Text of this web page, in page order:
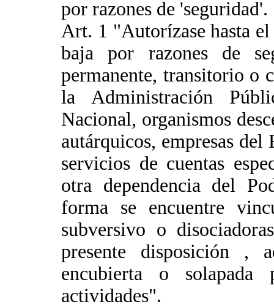
por razones de 'seguridad'.
Art. 1 "Autorízase hasta
baja por razones de
permanente, transitorio o
la Administración
Nacional, organismos
autárquicos, empresas
servicios de cuentas
otra dependencia del
forma se encuentre
subversivo o
presente disposición ,
encubierta o solapada
actividades".